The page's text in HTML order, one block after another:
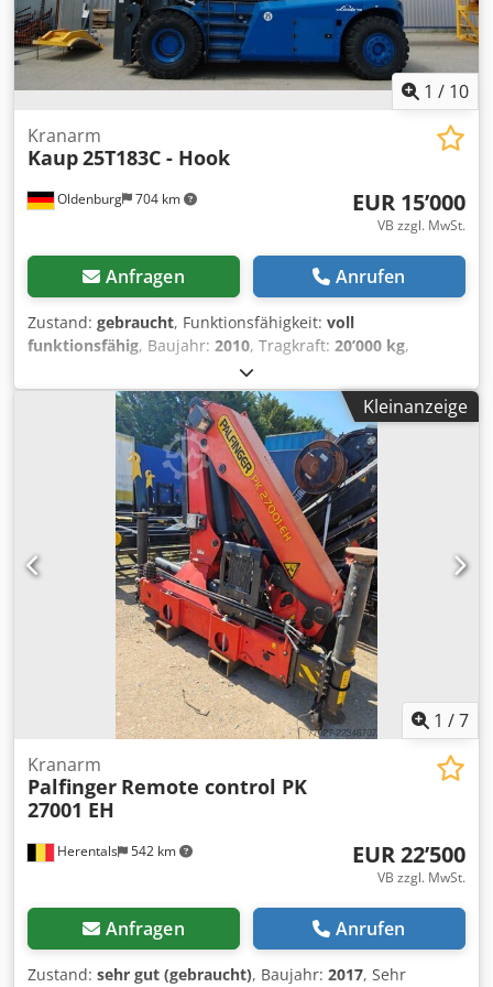
1 / 10
Oldenburg 704 km
Kranarm
Kaup25T183C - Hook
EUR 15’000
VB zzgl. MwSt.
Anfragen Anrufen
Zustand: gebraucht, Funktionsfähigkeit: voll
funktionsfähig, Baujahr: 2010, Tragkraft: 20’000 kg,
, Kranarm Lastschwerpunkt: 2300
Zustand Technisch: sehr gut Dcsdpfxjzmzute Alijk
Beschreibung: Pin Type Aufnahme Its only a hook, not the
Kleinanzeige
1 /7
Herentals 542 km
Kranarm
Palfinger Remote control PK
27001 EH
EUR 22’500
VB zzgl. MwSt.
Anfragen Anrufen
Zustand: sehr gut (gebraucht), Baujahr: 2017, Sehr